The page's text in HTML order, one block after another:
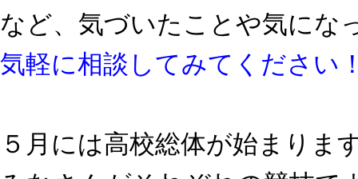
など、気づいたことや気にな
気軽に相談してみてください
５月には高校総体が始まりま